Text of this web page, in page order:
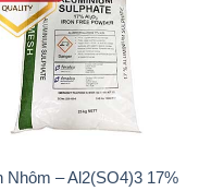
Nhôm – Al2(SO4)3 17%
India